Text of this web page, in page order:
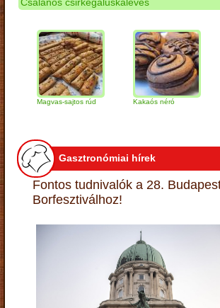
Csalános csirkegaluskaleves
Magvas-sajtos rúd Kakaós néró
Gasztronómiai hírek
Fontos tudnivalók a 28.
Borfesztiválhoz!